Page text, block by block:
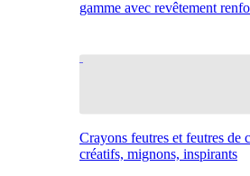
gamme avec revêtement
Crayons feutres et feutres de
créatifs, mignons, inspirants